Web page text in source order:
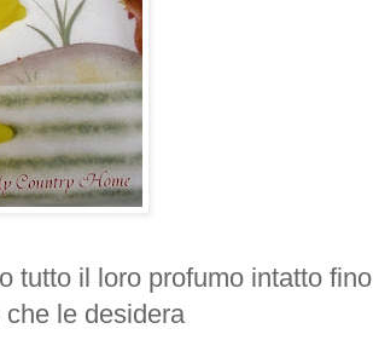
tutto il loro profumo intatto fino
che le desidera